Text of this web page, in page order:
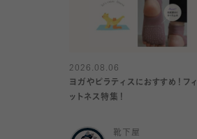
2026.08.06
ヨガやピラティスにおすすめ！フィ
ットネス特集！
靴下屋